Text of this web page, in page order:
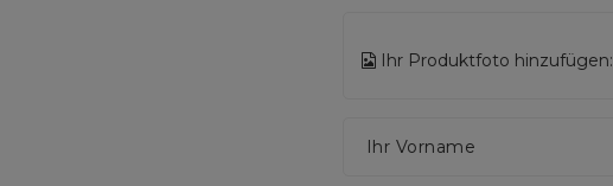
Ihr Produktfoto hinzufügen:
Ihr Vorname